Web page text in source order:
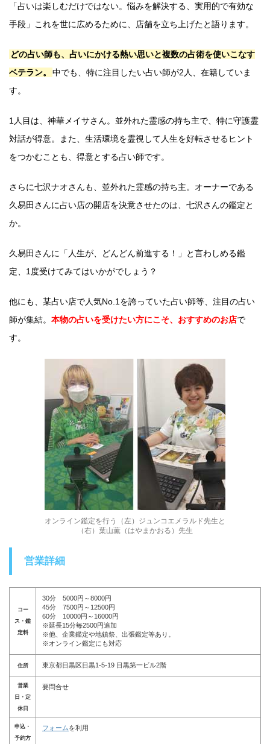
「占いは楽しむだけではない。悩みを解決する、実用的で有効な
手段」これを世に広めるために、店舗を立ち上げたと語ります。
どの占い師も、占いにかける熱い思いと複数の占術を使いこなす
ベテラン。
中でも、特に注目したい占い師が2人、在籍していま
す。
1人目は、神華メイサさん。並外れた霊感の持ち主で、特に守護霊
対話が得意。また、生活環境を霊視して人生を好転させるヒント
をつかむことも、得意とする占い師です。
さらに七沢ナオさんも、並外れた霊感の持ち主。オーナーである
久易田さんに占い店の開店を決意させたのは、七沢さんの鑑定と
か。
久易田さんに「人生が、どんどん前進する！」と言わしめる鑑
定、1度受けてみてはいかがでしょう？
他にも、某占い店で人気No.1を誇っていた占い師等、注目の占い
師が集結。 本物の占いを受けたい方にこそ、おすすめのお店で
す。
オンライン鑑定を行う（左）ジュンコエメラルド先生と
（右）葉山薫（はやまかおる）先生
営業詳細
コー
ス・鑑
定料
30分 5000円～8000円
45分 7500円～12500円
60分 10000円～16000円
※延長15分毎2500円追加
※他、企業鑑定や地鎮祭、出張鑑定等あり。
※オンライン鑑定にも対応
住所 東京都目黒区目黒1-5-19 目黒第一ビル2階
営業
日・定
休日
要問合せ
申込・
予約方
フォームを利用